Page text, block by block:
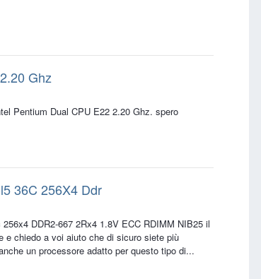
Ghz
Pentium Dual CPU E22 2.20 Ghz. spero
36C 256X4 Ddr
DDR2-667 2Rx4 1.8V ECC RDIMM NIB25 il
e chiedo a voi aiuto che di sicuro siete più
un processore adatto per questo tipo di...